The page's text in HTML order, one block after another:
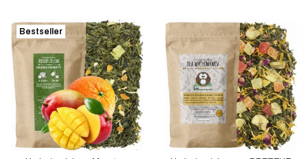
Bestseller